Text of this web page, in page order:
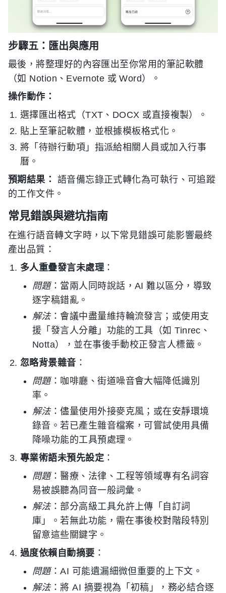
步驟五：匯出與應用
最後，將整理好的內容匯出至你常用的筆記軟體
（如 Notion、Evernote 或 Word）。
操作動作：
選擇匯出格式（TXT、DOCX 或直接複製）。
貼上至筆記軟體，並根據模板格式化。
將「待辦行動項」指派給相關人員或加入行事
曆。
預期結果：
語音備忘錄正式轉化為可執行、可追蹤
的工作文件。
常見錯誤與避坑指南
在進行語音轉文字時，以下常見錯誤可能影響最終
產出品質：
多人重疊發言未處理：
問題：當兩人同時說話，AI 難以區分，導致
逐字稿錯亂。
解法：會議中盡量維持輪流發言；或使用支
援「發言人分離」功能的工具（如 Tinrec、
Notta），並在事後手動校正發言人標籤。
忽略背景雜音 ：
問題：咖啡廳、街道噪音會大幅降低識別
率。
解法：儘量使用外接麥克風；或在安靜環境
錄音。若已產生雜音檔案，可嘗試使用具備
降噪功能的工具預處理。
專業術語未預先設定：
問題：醫療、法律、工程等領域專有名詞容
易被誤聽為同音一般詞彙。
解法：部分高級工具允許上傳「自訂詞
庫」。若無此功能，需在事後校對階段特別
留意這些關鍵字。
過度依賴自動摘要 ：
問題：AI 可能遺漏細微但重要的上下文。
解法：將 AI 摘要視為「初稿」，務必結合逐